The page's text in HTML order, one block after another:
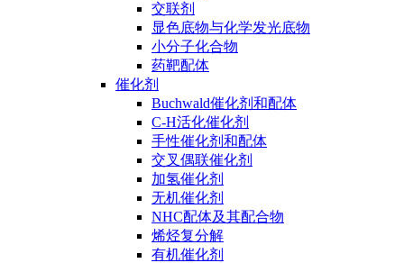
交联剂
显色底物与化学发光底物
小分子化合物
药靶配体
催化剂
Buchwald催化剂和配体
C-H活化催化剂
手性催化剂和配体
交叉偶联催化剂
加氢催化剂
无机催化剂
NHC配体及其配合物
烯烃复分解
有机催化剂